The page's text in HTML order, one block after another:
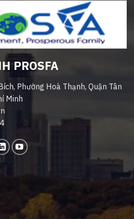
PROSFA
Phường Hoà Thạnh, Quận Tân
Minh